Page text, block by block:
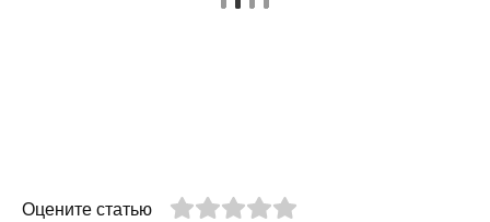
Оцените статью